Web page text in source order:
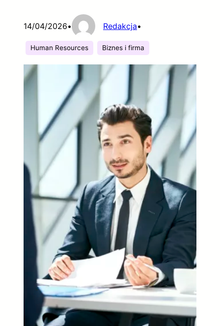
14/04/2026• Redakcja•
Human Resources Biznes i firma